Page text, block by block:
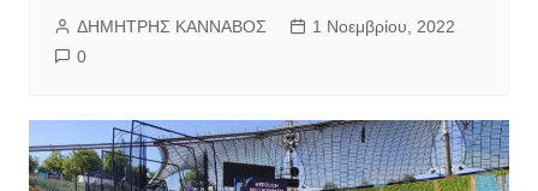
ΔΗΜΗΤΡΗΣ ΚΑΝΝΑΒΟΣ
1 Νοεμβρίου, 2022
0